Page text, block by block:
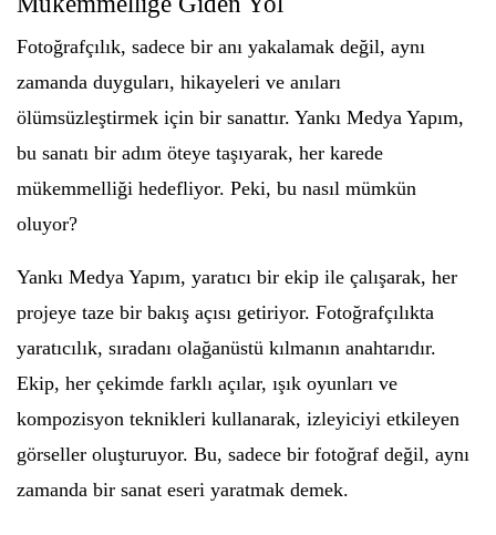
Fotoğrafçılık, sadece bir anı yakalamak değil, aynı
zamanda duyguları, hikayeleri ve anıları
ölümsüzleştirmek için bir sanattır. Yankı Medya Yapım,
bu sanatı bir adım öteye taşıyarak, her karede
mükemmelliği hedefliyor. Peki, bu nasıl mümkün
oluyor?
Yankı Medya Yapım, yaratıcı bir ekip ile çalışarak, her
projeye taze bir bakış açısı getiriyor. Fotoğrafçılıkta
yaratıcılık, sıradanı olağanüstü kılmanın anahtarıdır.
Ekip, her çekimde farklı açılar, ışık oyunları ve
kompozisyon teknikleri kullanarak, izleyiciyi etkileyen
görseller oluşturuyor. Bu, sadece bir fotoğraf değil, aynı
zamanda bir sanat eseri yaratmak demek.